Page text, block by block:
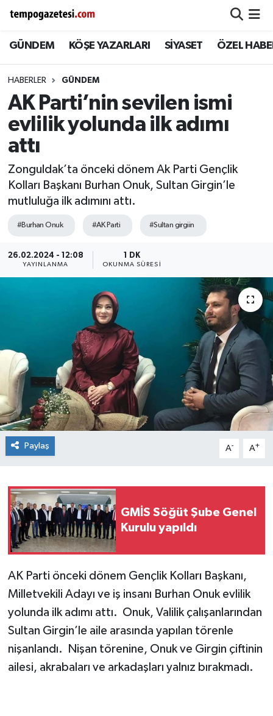
GÜNDEM KÖŞE YAZARLARI SİYASET ÖZEL
HABERLER GÜNDEM
AK Parti’nin sevilen ismi
evlilik yolunda ilk adımı
attı
Zonguldak’ta önceki dönem Ak Parti Gençlik
Kolları Başkanı Burhan Onuk, Sultan Girgin’le
mutluluğa ilk adımını attı.
#Burhan Onuk #AK Parti #Sultan girgiin
26.02.2024 - 12:08
YAYINLANMA
1 DK
OKUNMA SÜRESI
Paylaş A- A+
GMİS Söğüt Şube Genel
Kurulu yapıldı
AK Parti önceki dönem Gençlik Kolları Başkanı,
Milletvekili Adayı ve iş insanı Burhan Onuk evlilik
yolunda ilk adımı attı. Onuk, Valilik çalışanlarından
Sultan Girgin’le aile arasında yapılan törenle
nişanlandı. Nişan törenine, Onuk ve Girgin çiftinin
ailesi, akrabaları ve arkadaşları yalnız bırakmadı.
Alaplı
Çaycuma
Devrek
Ereğli
Gökçebey
GÜNDEM
Kozlu
YAŞAM
Zonguldak
Zonguldak Nöbetçi Eczaneler
Zonguldak Hava Durumu
Zonguldak Namaz Vakitleri
Zonguldak Trafik Yoğunluk Haritası
Süper Lig Puan Durumu ve Fikstür
Tüm Manşetler
Haber Arşivi